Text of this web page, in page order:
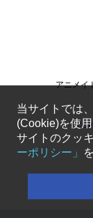
アニメイ
当サイトでは
(Cookie)を使
サイトのクッ
ーポリシー」